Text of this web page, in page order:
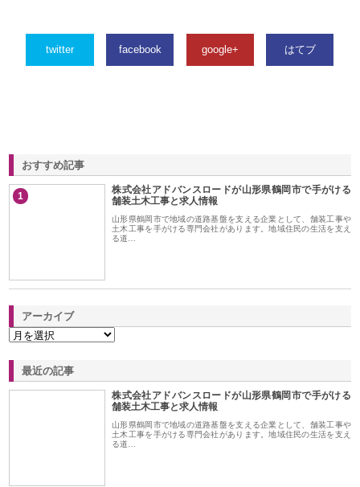
twitter facebook google+ はてブ
おすすめ記事
1
株式会社アドバンスロードが山形県鶴岡市で手がける
舗装土木工事と求人情報
山形県鶴岡市で地域の道路基盤を支える企業として、舗装工事や
土木工事を手がける専門会社があります。地域住民の生活を支え
る道…
アーカイブ
最近の記事
株式会社アドバンスロードが山形県鶴岡市で手がける
舗装土木工事と求人情報
山形県鶴岡市で地域の道路基盤を支える企業として、舗装工事や
土木工事を手がける専門会社があります。地域住民の生活を支え
る道…